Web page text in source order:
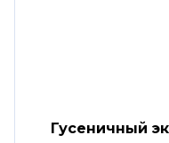
Гусеничный